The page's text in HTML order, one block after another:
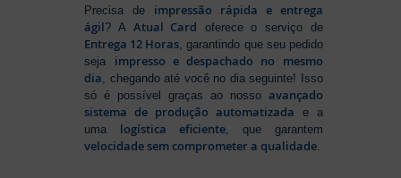
Precisa de impressão rápida e entrega
ágil? A Atual Card oferece o serviço de
Entrega 12 Horas , garantindo que seu pedido
seja impresso e despachado no mesmo
dia , chegando até você no dia seguinte! Isso
só é possível graças ao nosso avançado
sistema de produção automatizada e a
uma logística eficiente , que garantem
velocidade sem comprometer a qualidade